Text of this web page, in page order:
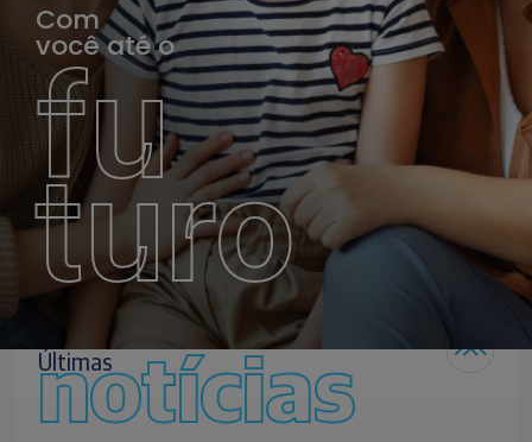
Com
você até o
fu
turo
Últimas
notícias